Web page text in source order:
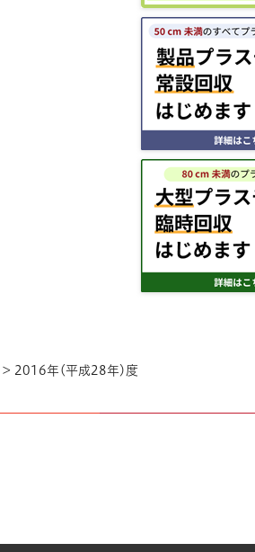
> 2016年(平成28年)度